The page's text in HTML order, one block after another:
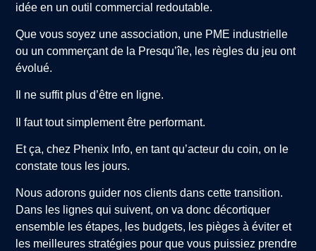
idée en un outil commercial redoutable.
Que vous soyez une association, une PME industrielle
ou un commerçant de la Presqu’île, les règles du jeu ont
évolué.
Il ne suffit plus d’être en ligne.
Il faut tout simplement être performant.
Et ça, chez Phenix Info, en tant qu’acteur du coin, on le
constate tous les jours.
Nous adorons guider nos clients dans cette transition.
Dans les lignes qui suivent, on va donc décortiquer
ensemble les étapes, les budgets, les pièges à éviter et
les meilleures stratégies pour que vous puissiez prendre